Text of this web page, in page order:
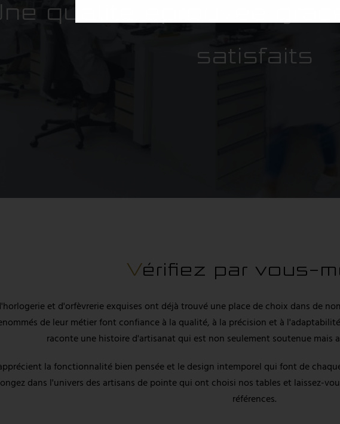
qualité éprouvée
satisfaits
Vérifiez par vous-
et d'orfèvrerie exquises ont déjà trouvé une place de choix dans de
de leur métier font confiance à la qualité, à la précision et à
raconte une histoire d'artisanat qui est non seulement soutenue mais
la fonctionnalité bien pensée et le design intemporel qui font de
dans l'univers des artisans de pointe qui ont choisi nos tables et laissez-
références.